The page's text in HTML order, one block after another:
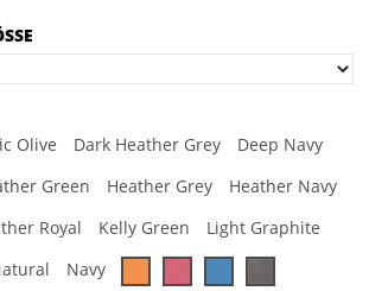
Olive Dark Heather Grey
Deep Navy
Green Heather Grey
Heather Navy
Royal Kelly Green
Light Graphite
Navy